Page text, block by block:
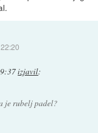
izjavil:
je rubelj padel?